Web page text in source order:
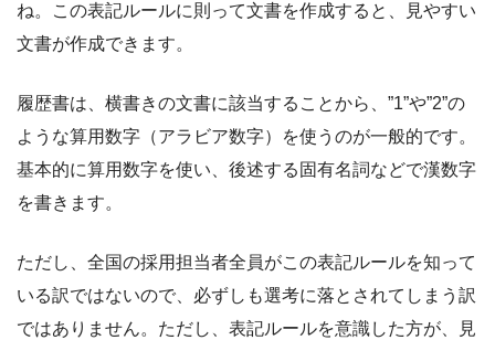
ね。この表記ルールに則って文書を作成すると、見やすい
文書が作成できます。
履歴書は、横書きの文書に該当することから、”1”や”2”の
ような算用数字（アラビア数字）を使うのが一般的です。
基本的に算用数字を使い、後述する固有名詞などで漢数字
を書きます。
ただし、全国の採用担当者全員がこの表記ルールを知って
いる訳ではないので、必ずしも選考に落とされてしまう訳
ではありません。ただし、表記ルールを意識した方が、見